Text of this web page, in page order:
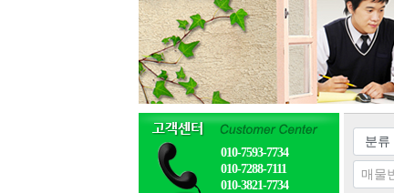
010-7593-7734
010-7288-7111
010-3821-7734